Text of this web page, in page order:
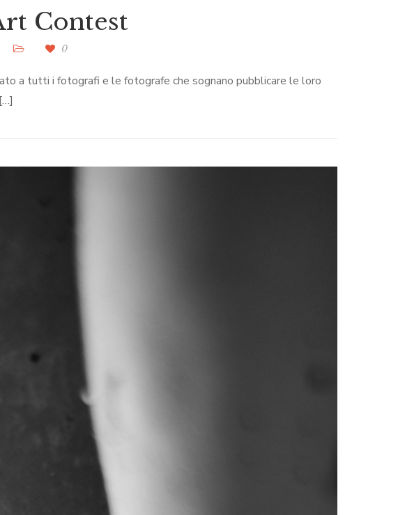
Contest
0
a tutti i fotografi e le fotografe che sognano pubblicare le loro